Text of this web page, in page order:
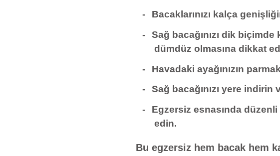
Bacaklarınızı kalça
Sağ bacağınızı dik
dümdüz olmasına dikkat
Havadaki ayağınızın
Sağ bacağınızı yere
Egzersiz esnasında
edin.
Bu egzersiz hem bacak hem